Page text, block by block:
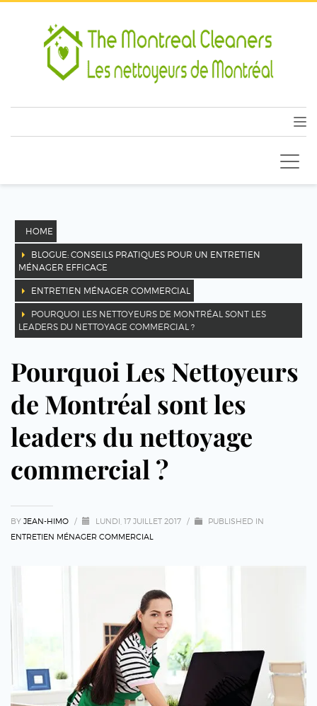
HOME
BLOGUE: CONSEILS PRATIQUES POUR UN ENTRETIEN
MÉNAGER EFFICACE
ENTRETIEN MÉNAGER COMMERCIAL
POURQUOI LES NETTOYEURS DE MONTRÉAL SONT LES
LEADERS DU NETTOYAGE COMMERCIAL ?
Pourquoi Les Nettoyeurs
de Montréal sont les
leaders du nettoyage
commercial ?
BY JEAN-HIMO / LUNDI, 17 JUILLET 2017 /
PUBLISHED IN
ENTRETIEN MÉNAGER COMMERCIAL